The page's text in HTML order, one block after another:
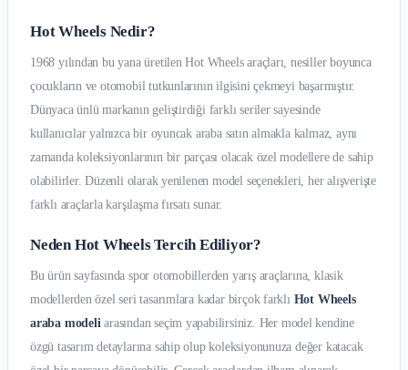
Hot Wheels Nedir?
1968 yılından bu yana üretilen Hot Wheels araçları, nesiller boyunca
çocukların ve otomobil tutkunlarının ilgisini çekmeyi başarmıştır.
Dünyaca ünlü markanın geliştirdiği farklı seriler sayesinde
kullanıcılar yalnızca bir oyuncak araba satın almakla kalmaz, aynı
zamanda koleksiyonlarının bir parçası olacak özel modellere de sahip
olabilirler. Düzenli olarak yenilenen model seçenekleri, her alışverişte
farklı araçlarla karşılaşma fırsatı sunar.
Neden Hot Wheels Tercih Ediliyor?
Bu ürün sayfasında spor otomobillerden yarış araçlarına, klasik
modellerden özel seri tasarımlara kadar birçok farklı Hot Wheels
araba modeliarasından seçim yapabilirsiniz. Her model kendine
özgü tasarım detaylarına sahip olup koleksiyonunuza değer katacak